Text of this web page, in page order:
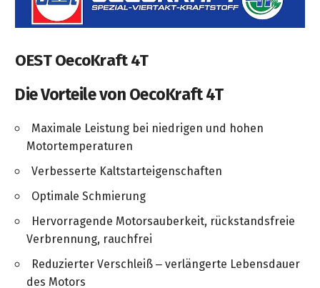
OEST OecoKraft 4T
Die Vorteile von OecoKraft 4T
Maximale Leistung bei niedrigen und hohen
Motortemperaturen
Verbesserte Kaltstarteigenschaften
Optimale Schmierung
Hervorragende Motorsauberkeit, rückstandsfreie
Verbrennung, rauchfrei
Reduzierter Verschleiß – verlängerte Lebensdauer
des Motors